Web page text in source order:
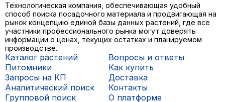
Технологическая компания, обеспечивающая удобный
способ поиска посадочного материала и продвигающая на
рынок концепцию единой базы данных растений, где все
участники профессионального рынка могут доверять
информации о ценах, текущих остатках и планируемом
производстве.
Каталог растений
Питомники
Запросы на КП
Аналитический поиск
Групповой поиск
Вопросы и ответы
Как купить
Доставка
Контакты
О платформе